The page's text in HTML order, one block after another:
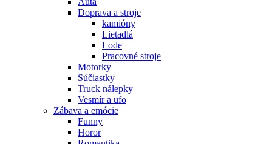
Doprava a stroje
kamióny
Lietadlá
Lode
Pracovné stroje
Motorky
Súčiastky
Truck nálepky
Vesmír a ufo
Zábava a emócie
Funny
Horor